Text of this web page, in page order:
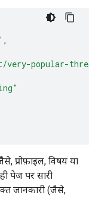
,
very-popular-
प्रोफ़ाइल, विषय या
पेज पर सारी
जानकारी (जैसे,